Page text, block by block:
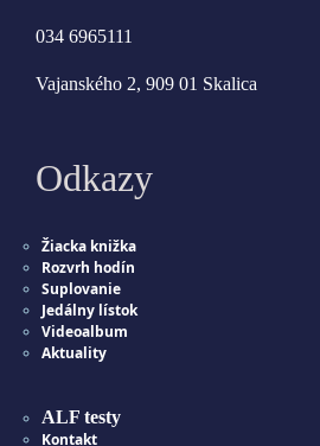
034 6965111
Vajanského 2, 909 01 Skalica
Odkazy
Žiacka knižka
Rozvrh hodín
Suplovanie
Jedálny lístok
Videoalbum
Aktuality
ALF testy
Kontakt